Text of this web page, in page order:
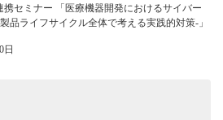
携セミナー 「医療機器開発におけるサイバー
品ライフサイクル全体で考える実践的対策-」
日